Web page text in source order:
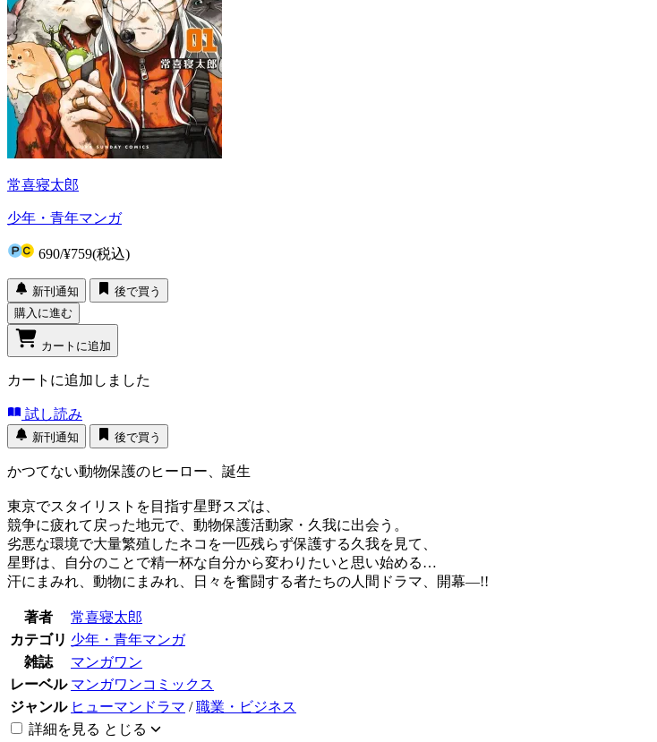
常喜寝太郎
少年・青年マンガ
690/¥759(税込)
新刊通知
後で買う
購入に進む
カートに追加
カートに追加しました
試し読み
新刊通知 後で買う
かつてない動物保護のヒーロー、誕生
東京でスタイリストを目指す星野スズは、
競争に疲れて戻った地元で、動物保護活動家・久我に出会う。
劣悪な環境で大量繁殖したネコを一匹残らず保護する久我を見て、
星野は、自分のことで精一杯な自分から変わりたいと思い始める…
汗にまみれ、動物にまみれ、日々を奮闘する者たちの人間ドラマ、開幕―!!
著者
常喜寝太郎
カテゴリ 少年・青年マンガ
雑誌
マンガワン
レーベル マンガワンコミックス
ジャンル ヒューマンドラマ /職業・ビジネス
詳細を見る とじる